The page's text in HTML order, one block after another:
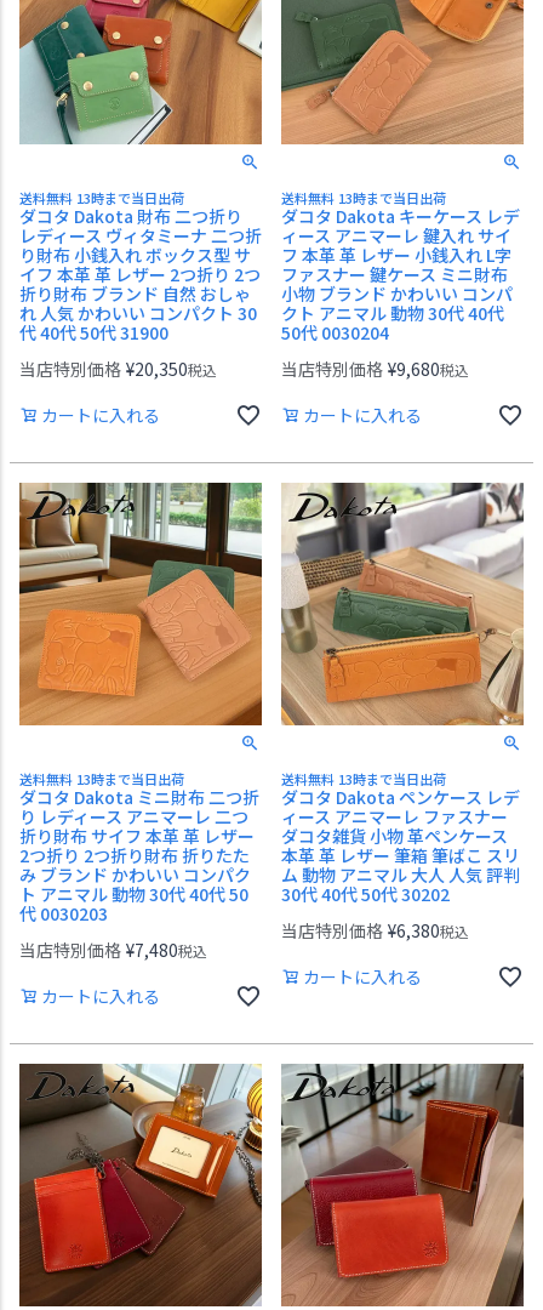
送料無料 13時まで当日出荷
ダコタ Dakota 財布 二つ折り
レディース ヴィタミーナ 二つ折
り財布 小銭入れ ボックス型 サ
イフ 本革 革 レザー 2つ折り 2つ
折り財布 ブランド 自然 おしゃ
れ 人気 かわいい コンパクト 30
代 40代 50代 31900
当店特別価格 ¥20,350税込
カートに入れる
送料無料 13時まで当日出荷
ダコタ Dakota キーケース レデ
ィース アニマーレ 鍵入れ サイ
フ 本革 革 レザー 小銭入れ L字
ファスナー 鍵ケース ミニ財布
小物 ブランド かわいい コンパ
クト アニマル 動物 30代 40代
50代 0030204
当店特別価格 ¥9,680税込
カートに入れる
送料無料 13時まで当日出荷
ダコタ Dakota ミニ財布 二つ折
り レディース アニマーレ 二つ
折り財布 サイフ 本革 革 レザー
2つ折り 2つ折り財布 折りたた
み ブランド かわいい コンパク
ト アニマル 動物 30代 40代 50
代 0030203
当店特別価格 ¥7,480税込
カートに入れる
送料無料 13時まで当日出荷
ダコタ Dakota ペンケース レデ
ィース アニマーレ ファスナー
ダコタ雑貨 小物 革ペンケース
本革 革 レザー 筆箱 筆ばこ スリ
ム 動物 アニマル 大人 人気 評判
30代 40代 50代 30202
当店特別価格 ¥6,380税込
カートに入れる